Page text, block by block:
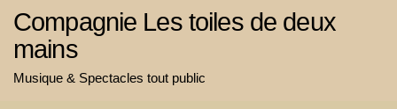
Passer
contenu
Compagnie Les toiles de deux
mains
Musique & Spectacles tout public